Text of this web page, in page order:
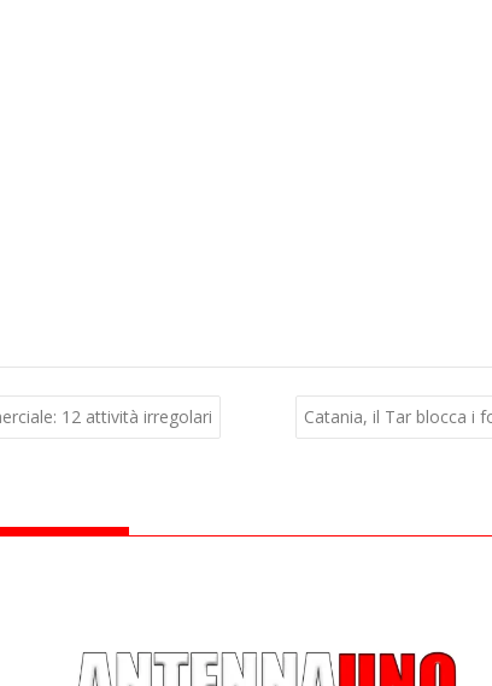
12 attività irregolari Catania, il Tar blocca i